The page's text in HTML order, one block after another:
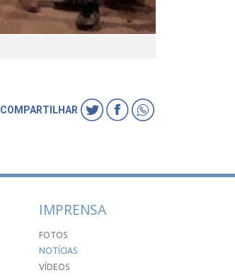
COMPARTILHAR
IMPRENSA
FOTOS
NOTÍCIAS
VÍDEOS